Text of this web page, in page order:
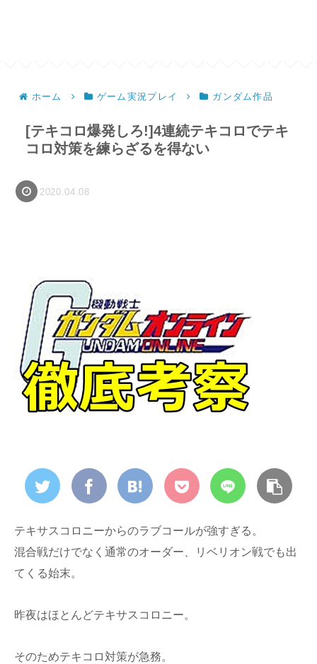
ホーム ゲーム実況プレイ ガンダム作品
[テキコロ爆発しろ!]4連続テキコロでテキ
コロ対策を練らざるを得ない
2020.04.08
テキサスコロニーからのラブコールが強すぎる。
混合戦だけでなく通常のオーダー、リベリオン戦でも出
てくる始末。
昨夜はほとんどテキサスコロニー。
そのためテキコロ対策が急務。